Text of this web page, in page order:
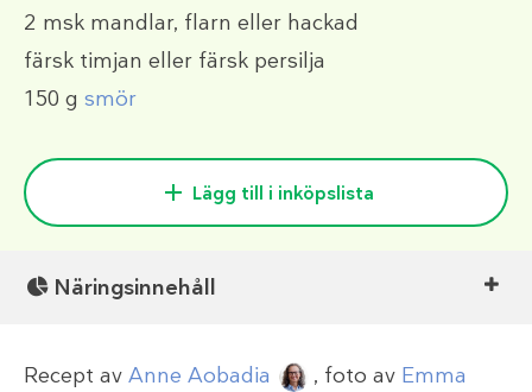
2 msk mandlar, flarn eller hackad
färsk timjan eller färsk persilja
150 g smör
Lägg till i inköpslista
Näringsinnehåll
Recept av Anne Aobadia , foto av Emma